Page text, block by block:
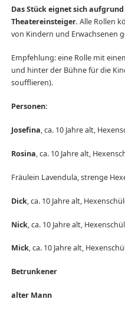
Das Stück eignet sich
Theatereinsteiger. Alle Rollen
von Kindern und Erwachsenen
Empfehlung: eine Rolle mit
und hinter der Bühne für die
soufflieren).
Personen:
Josefina, ca. 10 Jahre alt,
Rosina, ca. 10 Jahre alt,
Fräulein Lavendula, strenge
Dick, ca. 10 Jahre alt,
Nick, ca. 10 Jahre alt,
Mick, ca. 10 Jahre alt,
Betrunkener
alter Mann